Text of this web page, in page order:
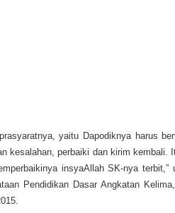
yaitu Dapodiknya harus
kesalahan, perbaiki dan kirim kembali.
insyaAllah SK-nya terbit,”
Pendidikan Dasar Angkatan